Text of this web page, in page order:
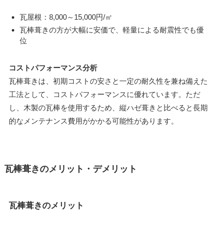
瓦屋根：8,000～15,000円/㎡
瓦棒葺きの方が大幅に安価で、軽量による耐震性でも優
位
コストパフォーマンス分析
瓦棒葺きは、初期コストの安さと一定の耐久性を兼ね備えた
工法として、コストパフォーマンスに優れています。ただ
し、木製の瓦棒を使用するため、縦ハゼ葺きと比べると長期
的なメンテナンス費用がかかる可能性があります。
瓦棒葺きのメリット・デメリット
瓦棒葺きのメリット